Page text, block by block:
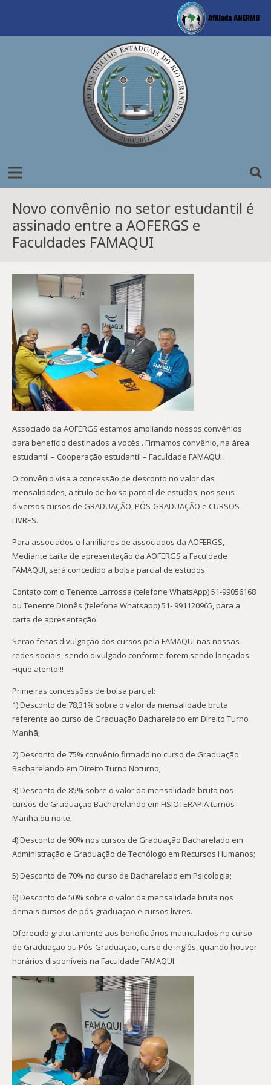
Novo convênio no setor estudantil é
assinado entre a AOFERGS e
Faculdades FAMAQUI
Associado da AOFERGS estamos ampliando nossos convênios
para benefício destinados a vocês . Firmamos convênio, na área
estudantil – Cooperação estudantil – Faculdade FAMAQUI.
O convênio visa a concessão de desconto no valor das
mensalidades, a título de bolsa parcial de estudos, nos seus
diversos cursos de GRADUAÇÃO, PÓS-GRADUAÇÃO e CURSOS
LIVRES.
Para associados e familiares de associados da AOFERGS,
Mediante carta de apresentação da AOFERGS a Faculdade
FAMAQUI, será concedido a bolsa parcial de estudos.
Contato com o Tenente Larrossa (telefone WhatsApp) 51-99056168
ou Tenente Dionês (telefone Whatsapp) 51- 991120965, para a
carta de apresentação.
Serão feitas divulgação dos cursos pela FAMAQUI nas nossas
redes sociais, sendo divulgado conforme forem sendo lançados.
Fique atento!!!
Primeiras concessões de bolsa parcial:
1) Desconto de 78,31% sobre o valor da mensalidade bruta
referente ao curso de Graduação Bacharelado em Direito Turno
Manhã;
2) Desconto de 75% convênio firmado no curso de Graduação
Bacharelando em Direito Turno Noturno;
3) Desconto de 85% sobre o valor da mensalidade bruta nos
cursos de Graduação Bacharelando em FISIOTERAPIA turnos
Manhã ou noite;
4) Desconto de 90% nos cursos de Graduação Bacharelado em
Administração e Graduação de Tecnólogo em Recursos Humanos;
5) Desconto de 70% no curso de Bacharelado em Psicologia;
6) Desconto de 50% sobre o valor da mensalidade bruta nos
demais cursos de pós-graduação e cursos livres.
Oferecido gratuitamente aos beneficiários matriculados no curso
de Graduação ou Pós-Graduação, curso de inglês, quando houver
horários disponíveis na Faculdade FAMAQUI.